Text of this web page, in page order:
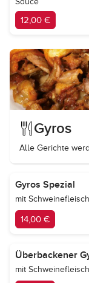
12,00 €
Gyros
Alle Gerichte
Gyros Spezial
mit
14,00 €
Überbackener
mit